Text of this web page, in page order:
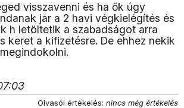
visszavenni és ha ők úgy
jár a 2 havi végkielégítés és
h letöltetik a szabadságot arra
keret a kifizetésre. De ehhez nekik
Olvasói értékelés: nincs még értékelés